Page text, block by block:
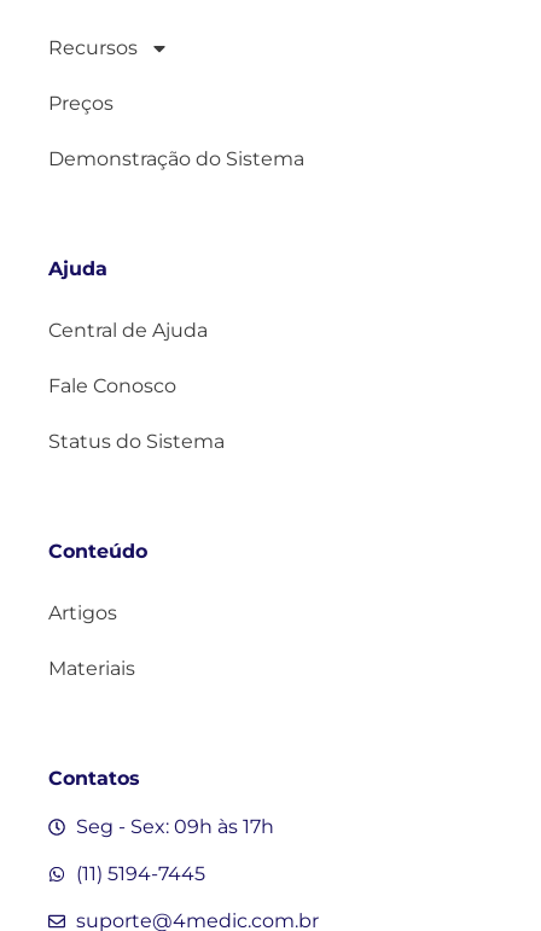
Recursos
Preços
Demonstração do Sistema
Ajuda
Central de Ajuda
Fale Conosco
Status do Sistema
Conteúdo
Artigos
Materiais
Contatos
Seg - Sex: 09h às 17h
(11) 5194-7445
suporte@4medic.com.br